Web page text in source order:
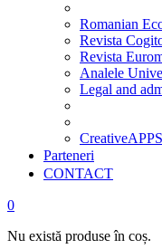
Romanian
Revista
Revista
Analele
Legal and
Parteneri
CONTACT
0
Nu există produse în coș.